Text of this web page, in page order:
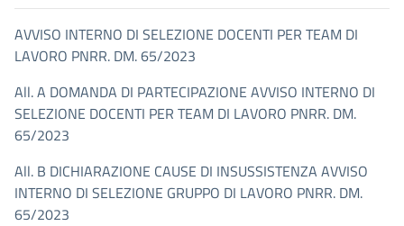
AVVISO INTERNO DI SELEZIONE DOCENTI PER TEAM DI
LAVORO PNRR. DM. 65/2023
All. A DOMANDA DI PARTECIPAZIONE AVVISO INTERNO DI
SELEZIONE DOCENTI PER TEAM DI LAVORO PNRR. DM.
65/2023
All. B DICHIARAZIONE CAUSE DI INSUSSISTENZA AVVISO
INTERNO DI SELEZIONE GRUPPO DI LAVORO PNRR. DM.
65/2023